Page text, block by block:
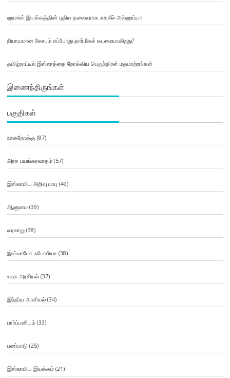
ஹமாஸ் இயக்கத்தின் புதிய தலைவராக ஃகலீல் அல்ஹய்யா
நியாயமான கோபம் எப்போது தார்மீகக் கடமையாகிறது?
தமிழ்நாட்டில் இஸ்லாத்தை நோக்கிய பெருந்திரள் மதமாற்றங்கள்
இணைந்திருங்கள்
பகுதிகள்
உலகநோக்கு (87)
அரச பயங்கரவாதம்(57)
இஸ்லாமிய அறிவு மரபு (49)
ஆளுமை(39)
வரலாறு(38)
இஸ்லாமோ ஃபோபியா (38)
உலக அரசியல்(37)
இந்திய அரசியல்(34)
பார்ப்பனியம்(33)
பண்பாடு(25)
இஸ்லாமிய இயக்கம்(21)